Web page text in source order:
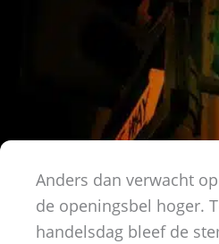
Anders dan verwacht
de openingsbel hoger.
handelsdag bleef de